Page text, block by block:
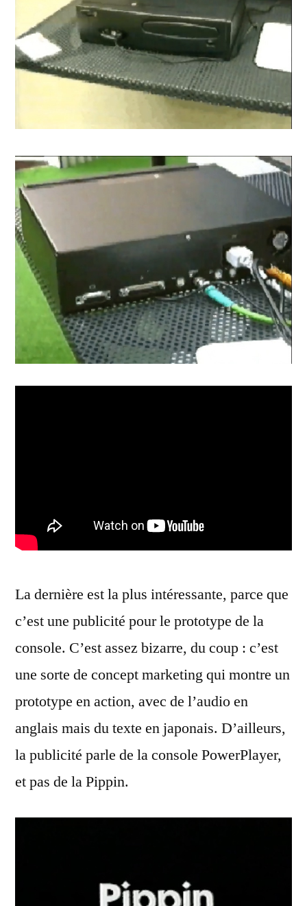
La dernière est la plus intéressante, parce que
c’est une publicité pour le prototype de la
console. C’est assez bizarre, du coup : c’est
une sorte de concept marketing qui montre un
prototype en action, avec de l’audio en
anglais mais du texte en japonais. D’ailleurs,
la publicité parle de la console PowerPlayer,
et pas de la Pippin.